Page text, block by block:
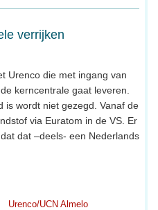
verrijken
Urenco die met ingang van
kerncentrale gaat leveren.
is wordt niet gezegd. Vanaf de
via Euratom in de VS. Er
dat –deels- een Nederlands
Urenco/UCN Almelo